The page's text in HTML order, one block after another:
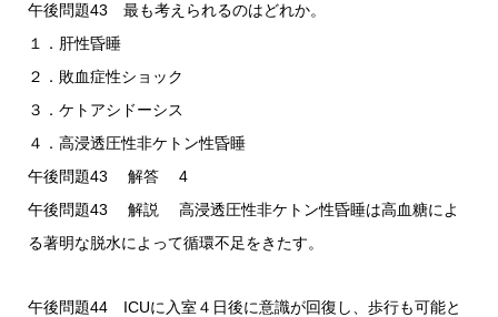
午後問題43 最も考えられるのはどれか。
１．肝性昏睡
２．敗血症性ショック
３．ケトアシドーシス
４．高浸透圧性非ケトン性昏睡
午後問題43 解答 4
午後問題43 解説 高浸透圧性非ケトン性昏睡は高血糖によ
る著明な脱水によって循環不足をきたす。
午後問題44 ICUに入室４日後に意識が回復し、歩行も可能と